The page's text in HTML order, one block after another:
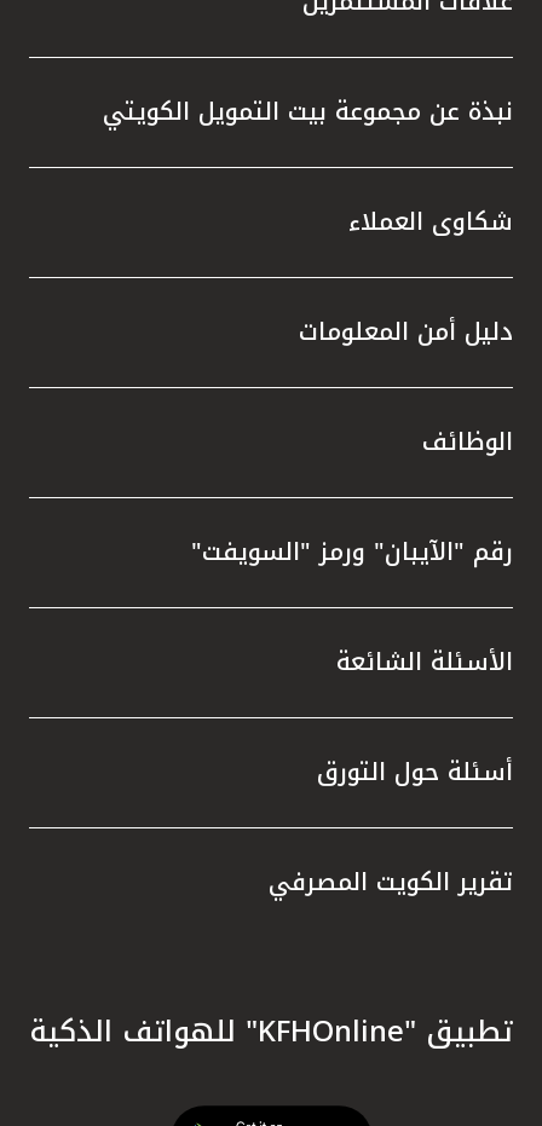
نبذة عن مجموعة بيت التمويل الكويتي
شكاوى العملاء
دليل أمن المعلومات
الوظائف
رقم "الآيبان" ورمز "السويفت"
الأسئلة الشائعة
أسئلة حول التورق
تقرير الكويت المصرفي
تطبيق "KFHOnline" للهواتف الذكية